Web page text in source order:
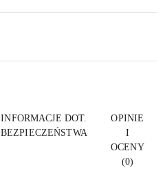
INFORMACJE DOT.
BEZPIECZEŃSTWA
OPINIE
I
OCENY
(0)